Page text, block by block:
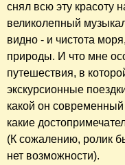
снял всю эту красоту
великолепный
видно - и чистота
природы. И что мне
путешествия, в
экскурсионные
какой он
какие
(К сожалению, ролик
нет возможности).